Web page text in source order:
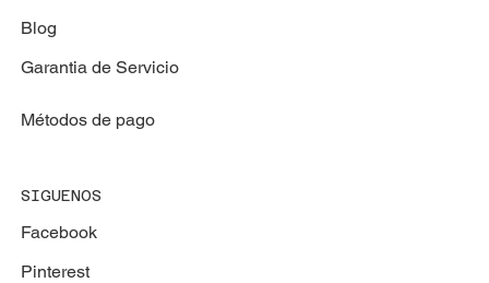
Blog
Garantia de Servicio
Métodos de pago
SIGUENOS
Facebook
Pinterest